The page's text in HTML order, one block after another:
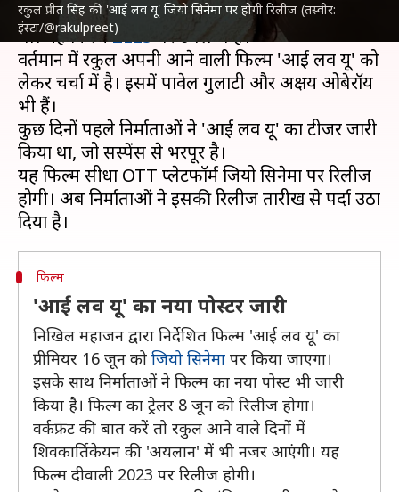
रकुल प्रीत सिंह की 'आई लव यू' जियो सिनेमा पर होगी रिलीज (तस्वीर:
इंस्टा/@rakulpreet)
रकुल प्रीत सिंहको पिछली बार 'छतरीवाली' में देखा गया
था। यह फिल्मZEE5पर उपलब्ध है।
वर्तमान में रकुल अपनी आने वाली फिल्म 'आई लव यू' को
लेकर चर्चा में है। इसमें पावेल गुलाटी और अक्षय ओबेरॉय
भी हैं।
कुछ दिनों पहले निर्माताओं ने 'आई लव यू' का टीजर जारी
किया था, जो सस्पेंस से भरपूर है।
यह फिल्म सीधा OTT प्लेटफॉर्म जियो सिनेमा पर रिलीज
होगी। अब निर्माताओं ने इसकी रिलीज तारीख से पर्दा उठा
फिल्म
'आई लव यू' का नया पोस्टर जारी
निखिल महाजन द्वारा निर्देशित फिल्म 'आई लव यू' का
प्रीमियर 16 जून को जियो सिनेमा पर किया जाएगा।
इसके साथ निर्माताओं ने फिल्म का नया पोस्ट भी जारी
किया है। फिल्म का ट्रेलर 8 जून को रिलीज होगा।
वर्कफ्रंट की बात करें तो रकुल आने वाले दिनों में
शिवकार्तिकेयन की 'अयलान' में भी नजर आएंगी। यह
फिल्म दीवाली 2023 पर रिलीज होगी।